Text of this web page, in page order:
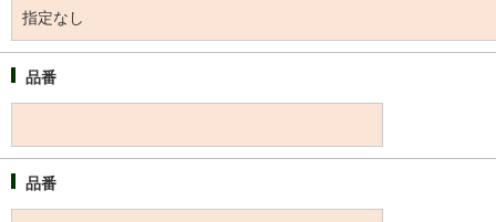
品番
品番